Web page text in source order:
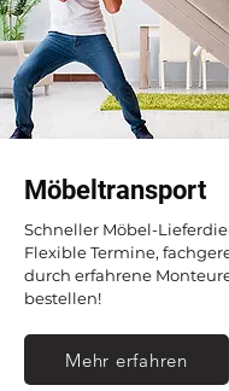
Möbeltransport
Schneller Möbel-
Flexible Termine,
durch erfahrene
bestellen!
Mehr erfahren